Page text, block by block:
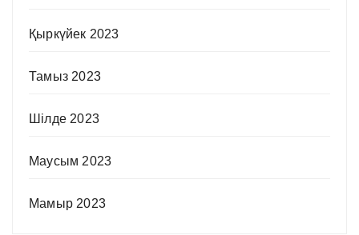
Қыркүйек 2023
Тамыз 2023
Шілде 2023
Маусым 2023
Мамыр 2023